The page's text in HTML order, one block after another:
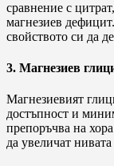
сравнение с
магнезиев
свойството си да
3. Магнезиев
Магнезиевият
достъпност и
препоръчва на
да увеличат